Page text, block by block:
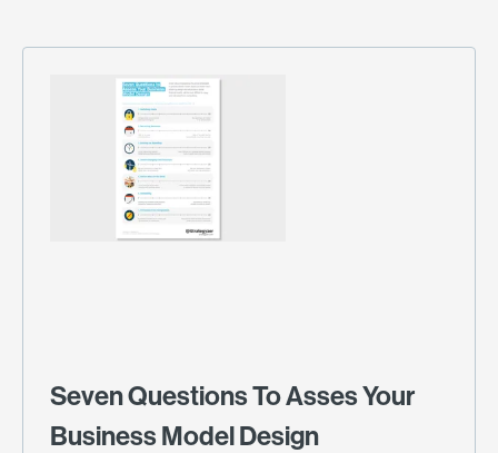
Seven Questions To Asses Your
Business Model Design